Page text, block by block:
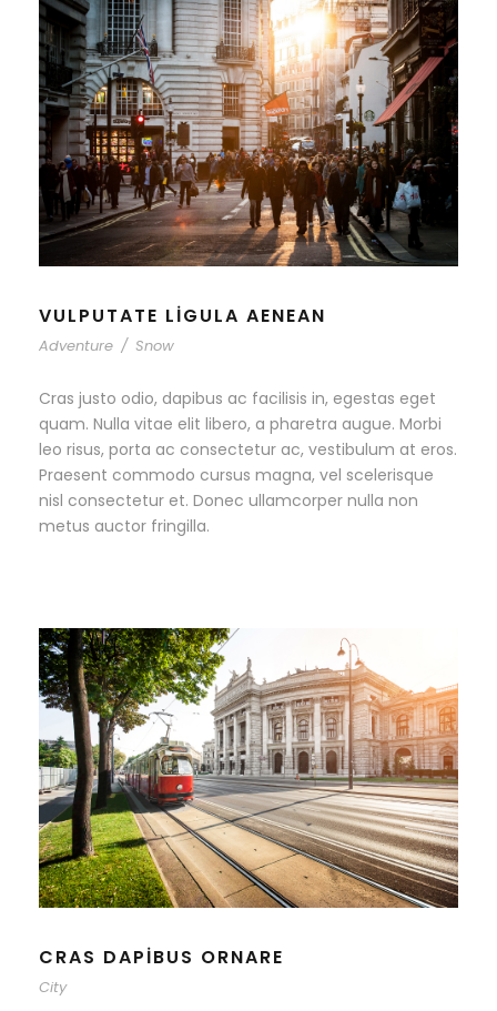
VULPUTATE LIGULA AENEAN
Adventure / Snow
Cras justo odio, dapibus ac facilisis in, egestas eget
quam. Nulla vitae elit libero, a pharetra augue. Morbi
leo risus, porta ac consectetur ac, vestibulum at eros.
Praesent commodo cursus magna, vel scelerisque
nisl consectetur et. Donec ullamcorper nulla non
metus auctor fringilla.
CRAS DAPIBUS ORNARE
City